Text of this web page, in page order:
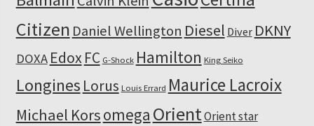
Citizen Daniel Wellington Diesel Diver DKNY
DOXA EdoxFC G-Shock Hamilton King Seiko
Longines Lorus Louis Errard Maurice Lacroix
Michael Korsomega OrientOrient star